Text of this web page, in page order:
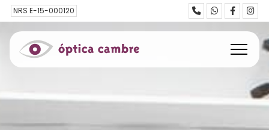
NRS E-15-000120